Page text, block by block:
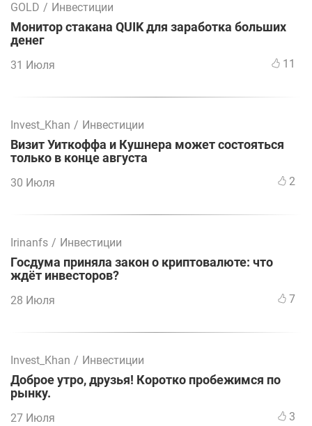
GOLD / Инвестиции
Монитор стакана QUIK для заработка больших
денег
31 Июля 11
Invest_Khan / Инвестиции
Визит Уиткоффа и Кушнера может состояться
только в конце августа
30 Июля 2
Irinanfs / Инвестиции
Госдума приняла закон о криптовалюте: что
ждёт инвесторов?
28 Июля 7
Invest_Khan / Инвестиции
Доброе утро, друзья! Коротко пробежимся по
рынку.
27 Июля 3